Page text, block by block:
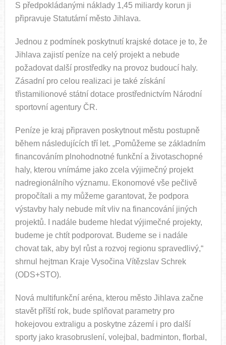
S předpokládanými náklady 1,45 miliardy korun ji
připravuje Statutární město Jihlava.
Jednou z podmínek poskytnutí krajské dotace je to, že
Jihlava zajistí peníze na celý projekt a nebude
požadovat další prostředky na provoz budoucí haly.
Zásadní pro celou realizaci je také získání
třistamilionové státní dotace prostřednictvím Národní
sportovní agentury ČR.
Peníze je kraj připraven poskytnout městu postupně
během následujících tří let. „Pomůžeme se základním
financováním plnohodnotné funkční a životaschopné
haly, kterou vnímáme jako zcela výjimečný projekt
nadregionálního významu. Ekonomové vše pečlivě
propočítali a my můžeme garantovat, že podpora
výstavby haly nebude mít vliv na financování jiných
projektů. I nadále budeme hledat výjimečné projekty,
budeme je chtít podporovat. Budeme se i nadále
chovat tak, aby byl růst a rozvoj regionu spravedlivý,“
shrnul hejtman Kraje Vysočina Vítězslav Schrek
(ODS+STO).
Nová multifunkční aréna, kterou město Jihlava začne
stavět příští rok, bude splňovat parametry pro
hokejovou extraligu a poskytne zázemí i pro další
sporty jako krasobruslení, volejbal, badminton, florbal,